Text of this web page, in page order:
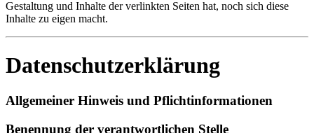
Gestaltung und Inhalte der verlinkten Seiten hat, noch sich diese
Inhalte zu eigen macht.
Datenschutzerklärung
Allgemeiner Hinweis und Pflichtinformationen
Benennung der verantwortlichen Stelle